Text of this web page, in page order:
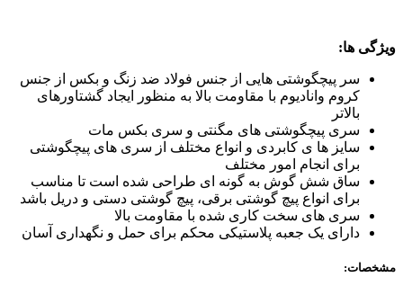
ویژگی ها:
سر پیچگوشتی هایی از جنس فولاد ضد زنگ و بکس از جنس
کروم وانادیوم با مقاومت بالا به منظور ایجاد گشتاورهای
بالاتر
سری پیچگوشتی های مگنتی و سری بکس مات
سایز ها ی کابردی و انواع مختلف از سری های پیچگوشتی
برای انجام امور مختلف
ساق شش گوش به گونه ای طراحی شده است تا مناسب
برای انواع پیچ گوشتی برقی، پیچ گوشتی دستی و دریل باشد
سری های سخت کاری شده با مقاومت بالا
دارای یک جعبه پلاستیکی محکم برای حمل و نگهداری آسان
مشخصات: